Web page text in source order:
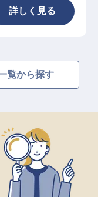
詳しく見る
覧から探す